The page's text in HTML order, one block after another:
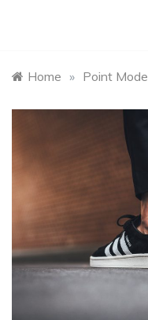
Home » Point Mode